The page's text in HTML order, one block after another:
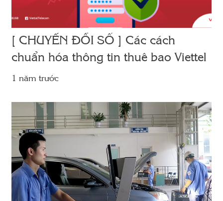
[ CHUYỂN ĐỔI SỐ ] Các cách
chuẩn hóa thông tin thuê bao Viettel
1 năm trước